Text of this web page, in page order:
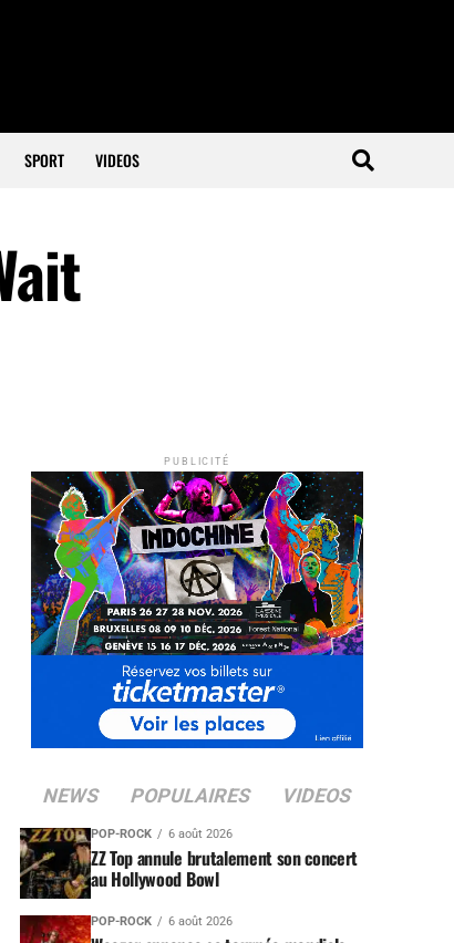
SPORT VIDEOS
PUBLICITÉ
NEWS POPULAIRES VIDEOS
POP-ROCK 6 août 2026
ZZ Top annule brutalement son concert
au Hollywood Bowl
POP-ROCK 6 août 2026